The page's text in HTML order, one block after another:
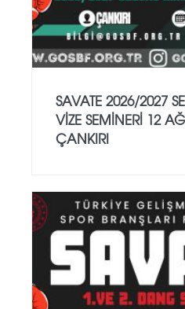
SAVATE 2026/2027
VİZE SEMİNERİ 12
ÇANKIRI